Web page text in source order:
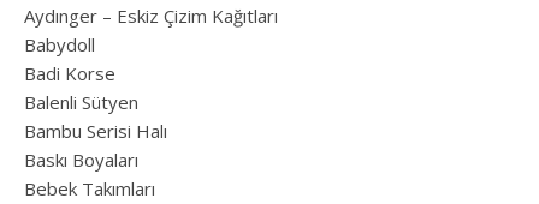
Aydınger – Eskiz Çizim Kağıtları
Babydoll
Badi Korse
Balenli Sütyen
Bambu Serisi Halı
Baskı Boyaları
Bebek Takımları